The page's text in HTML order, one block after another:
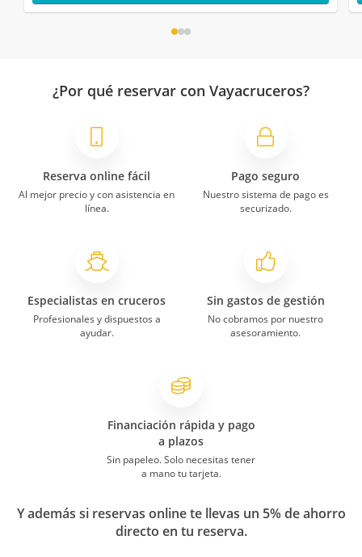
¿Por qué reservar con Vayacruceros?
Reserva online fácil
Al mejor precio y con asistencia en
línea.
Pago seguro
Nuestro sistema de pago es
securizado.
Especialistas en cruceros
Profesionales y dispuestos a
ayudar.
Sin gastos de gestión
No cobramos por nuestro
asesoramiento.
Financiación rápida y pago
a plazos
Sin papeleo. Solo necesitas tener
a mano tu tarjeta.
Y además si reservas online te llevas un 5% de ahorro
directo en tu reserva.